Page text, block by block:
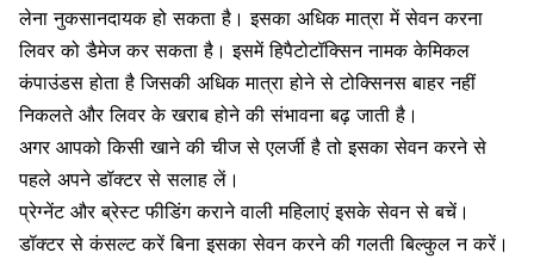
लेना नुकसानदायक हो सकता है। इसका अधिक मात्रा में सेवन करना
लिवर को डैमेजकर सकता है। इसमें हिपैटोटॉक्सिन नामक केमिकल
कंपाउंडस होता है जिसकी अधिक मात्रा होने से टोक्सिनस बाहर नहीं
निकलते और लिवर के खराब होने की संभावना बढ़ जाती है।
अगर आपको किसी खाने की चीज सेएलर्जी है तो इसका सेवन करने से
पहले अपने डॉक्टर से सलाह लें।
प्रेग्नेंटऔरब्रेस्ट फीडिंगकराने वाली महिलाएं इसके सेवन से बचें।
डॉक्टर से कंसल्ट करें बिना इसका सेवन करने की गलती बिल्कुल न करें।